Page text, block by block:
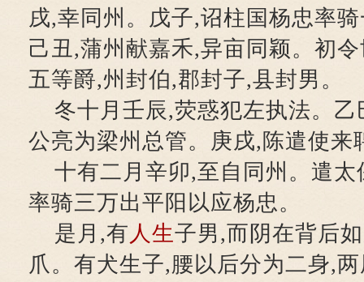
戌,幸同州。戊子,诏柱国杨忠率
己丑,蒲州献嘉禾,异亩同颖。初
五等爵,州封伯,郡封子,县封男。
冬十月壬辰,荧惑犯左执法。
公亮为梁州总管。庚戌,陈遣使来
十有二月辛卯,至自同州。遣
率骑三万出平阳以应杨忠。
是月,有 人生子男,而阴在背后
爪。有犬生子,腰以后分为二身,